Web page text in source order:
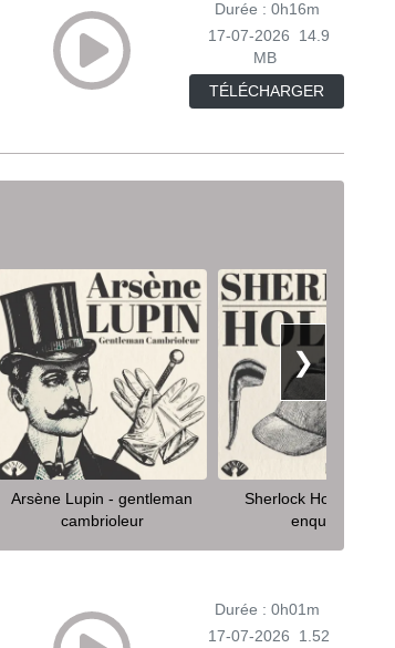
Durée : 0h16m
17-07-2026
14.9
MB
TÉLÉCHARGER
Arsène Lupin - gentleman
cambrioleur
Sherlock Holmes - Les
enquêtes
❯
Durée : 0h01m
17-07-2026
1.52